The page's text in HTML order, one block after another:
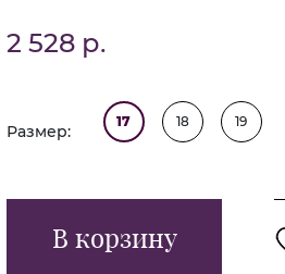
2 528 р.
Размер:
17 18 19
В корзину